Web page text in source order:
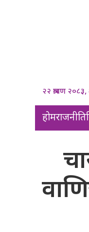
२२ श्रावण
होमराजनीति